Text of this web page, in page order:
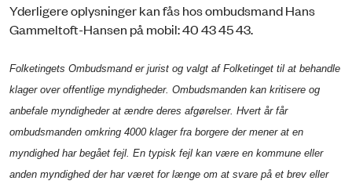
Yderligere oplysninger kan fås hos ombudsmand Hans
Gammeltoft-Hansen på mobil: 40 43 45 43.
Folketingets Ombudsmand er jurist og valgt af Folketinget til at behandle
klager over offentlige myndigheder. Ombudsmanden kan kritisere og
anbefale myndigheder at ændre deres afgørelser. Hvert år får
ombudsmanden omkring 4000 klager fra borgere der mener at en
myndighed har begået fejl. En typisk fejl kan være en kommune eller
anden myndighed der har været for længe om at svare på et brev eller